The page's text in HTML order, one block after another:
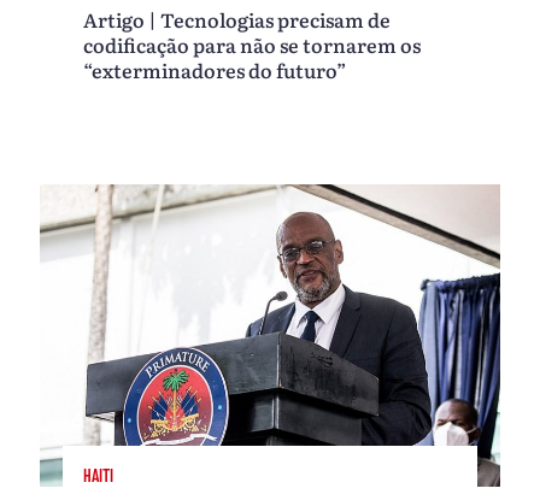
Artigo | Tecnologias precisam de
codificação para não se tornarem os
“exterminadores do futuro”
HAITI